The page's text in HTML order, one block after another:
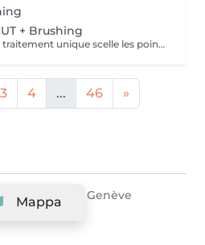
+ Brushing
CARECUT (Jaguar) est une traitement unique scelle les pointes des cheveux directement pendant la coupe en cauterisant la keratine du cheveu. Il elimine efficacement les pointes fourchues, previent la fragilite et donc la casse, apporte une brillance naturelle et cree plus de volume. Les cheveux poussent plus vite et sont plus sains. Thermo Care Cut® disponible uniquement dans les salons de coiffure certifies.
3 4 ... 46 »
Mappa
Canton de Genève